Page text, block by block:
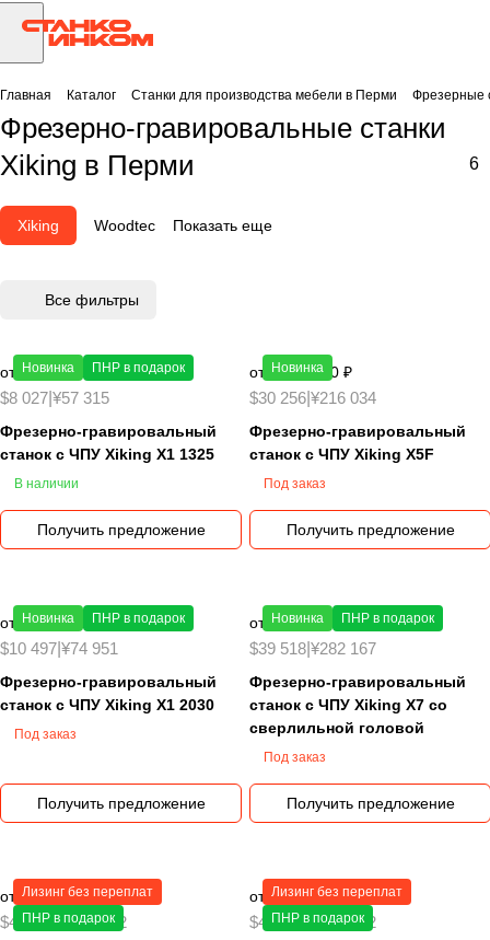
Главная Каталог Станки для производства мебели в Перми Фрезерные
Фрезерно-гравировальные станки
Xiking в Перми
6
Woodtec
Xiking Показать еще
Все фильтры
Новинка ПНР в подарок
от 650 000 ₽
$8 027 ¥57 315
Фрезерно-гравировальный
станок с ЧПУ Xiking X1 1325
В наличии
Получить предложение
Новинка
от 2 450 000 ₽
$30 256 ¥216 034
Фрезерно-гравировальный
станок с ЧПУ Xiking X5F
Под заказ
Получить предложение
Новинка ПНР в подарок
от 850 000 ₽
$10 497 ¥74 951
Фрезерно-гравировальный
станок с ЧПУ Xiking X1 2030
Под заказ
Получить предложение
Новинка ПНР в подарок
от 3 200 000 ₽
$39 518 ¥282 167
Фрезерно-гравировальный
станок с ЧПУ Xiking X7 со
сверлильной головой
Под заказ
Получить предложение
Лизинг без переплат
ПНР в подарок
от 2 400 000 ₽
$41 988|¥299 802
Лизинг без переплат
ПНР в подарок
от 2 400 000 ₽
$41 988|¥299 802